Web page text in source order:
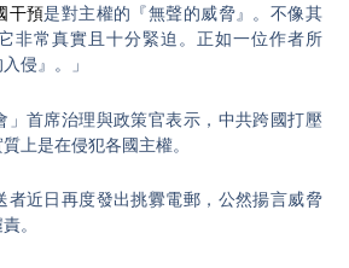
干預是對主權的『無聲的威脅』。不像其
非常真實且十分緊迫。正如一位作者所
侵』。」
」首席治理與政策官表示，中共跨國打壓
質上是在侵犯各國主權。
者近日再度發出挑釁電郵，公然揚言威脅
。